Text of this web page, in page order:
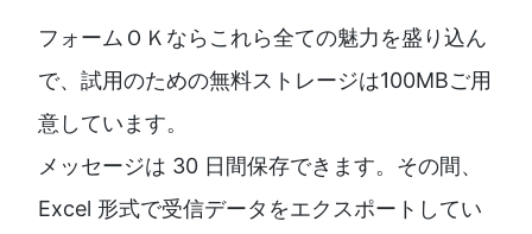
フォームＯＫならこれら全ての魅力を盛り込ん
で、試用のための無料ストレージは100MBご用
意しています。
メッセージは 30 日間保存できます。その間、
Excel 形式で受信データをエクスポートしてい